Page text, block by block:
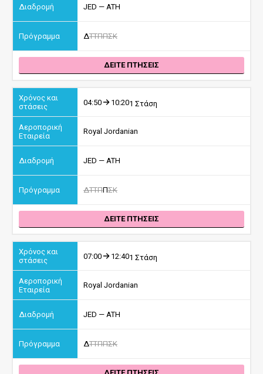
JED — ATH
ΔΤΤΠΠΣΚ
ΔΕΙΤΕ ΠΤΗΣΕΙΣ
04:50 10:201 Στάση
Royal Jordanian
JED — ATH
ΔΤΤΠΠΣΚ
ΔΕΙΤΕ ΠΤΗΣΕΙΣ
07:00 12:401 Στάση
Royal Jordanian
JED — ATH
ΔΤΤΠΠΣΚ